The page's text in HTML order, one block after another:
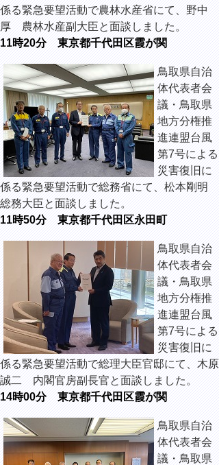
係る緊急要望活動で農林水産省にて、野中
厚 農林水産副大臣と面談しました。
11時20分 東京都千代田区霞が関
鳥取県自治
体代表者会
議・鳥取県
地方分権推
進連盟台風
第7号による
災害復旧に
係る緊急要望活動で総務省にて、松本剛明
総務大臣と面談しました。
11時50分 東京都千代田区永田町
鳥取県自治
体代表者会
議・鳥取県
地方分権推
進連盟台風
第7号による
災害復旧に
係る緊急要望活動で総理大臣官邸にて、木原
誠二 内閣官房副長官と面談しました。
14時00分 東京都千代田区霞が関
鳥取県自治
体代表者会
議・鳥取県